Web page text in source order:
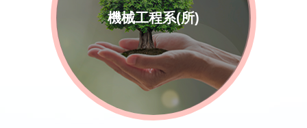
機械工程系(所)